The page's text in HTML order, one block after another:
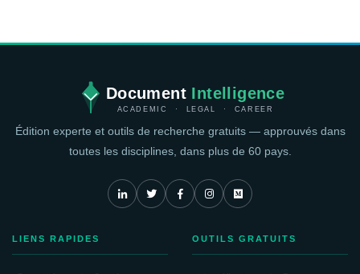
Document Intelligence
ACADEMIC · LEGAL · CAREER
Édition experte et outils de recherche gratuits — approuvés dans
toutes les disciplines, dans plus de 60 pays.
LIENS RAPIDES OUTILS GRATUITS